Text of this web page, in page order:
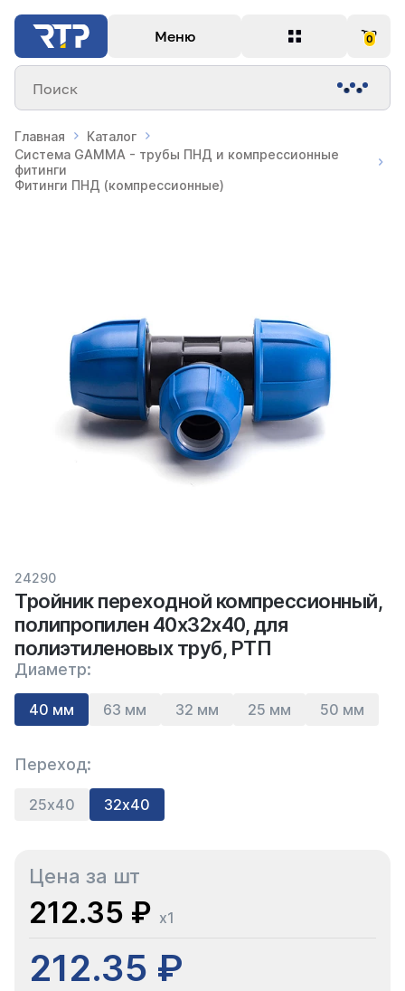
Меню 0
Поиск
Главная
Каталог
Система GAMMA - трубы ПНД и компрессионные
фитинги
Фитинги ПНД (компрессионные)
24290
Тройник переходной компрессионный,
полипропилен 40х32х40, для
полиэтиленовых труб, РТП
Диаметр:
40 мм 63 мм 32 мм 25 мм 50 мм
Переход:
25х40 32х40
Цена за шт
212.35 ₽ x1
212.35 ₽